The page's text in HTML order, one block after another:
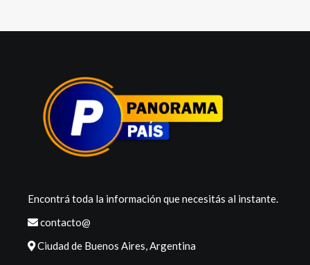
Encontrá toda la información que necesitás al instante.
contacto@
Ciudad de Buenos Aires, Argentina